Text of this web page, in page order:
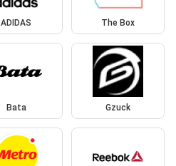
ADIDAS The Box
Bata Gzuck